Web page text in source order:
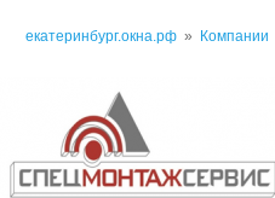
екатеринбург.окна.рф » Компании